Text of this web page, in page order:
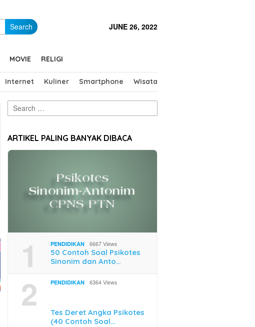
Search JUNE 26, 2022
MOVIE RELIGI
Internet Kuliner Smartphone Wisata
Cara Mengikuti Pelatihan
Prakerja di Skill Academy
Online Pakai QRIS
Search
for:
ARTIKEL PALING BANYAK DIBACA
1 PENDIDIKAN 6667 Views
50 Contoh Soal Psikotes
Sinonim dan Anto…
2 PENDIDIKAN 6364 Views
Tes Deret Angka Psikotes
(40 Contoh Soal…